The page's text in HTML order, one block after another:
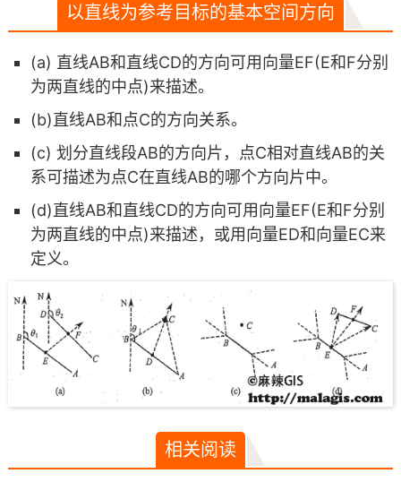
以直线为参考目标的基本空间方向
(a) 直线AB和直线CD的方向可用向量EF(E和F分别
为两直线的中点)来描述。
(b)直线AB和点C的方向关系。
(c) 划分直线段AB的方向片，点C相对直线AB的关
系可描述为点C在直线AB的哪个方向片中。
(d)直线AB和直线CD的方向可用向量EF(E和F分别
为两直线的中点)来描述，或用向量ED和向量EC来
定义。
相关阅读